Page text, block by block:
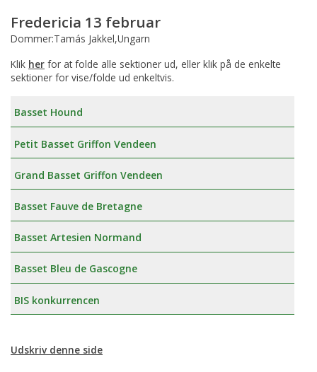
Fredericia 13 februar
Dommer:Tamás Jakkel,Ungarn
Klik her for at folde alle sektioner ud, eller klik på de enkelte
sektioner for vise/folde ud enkeltvis.
Basset Hound
Petit Basset Griffon Vendeen
Grand Basset Griffon Vendeen
Basset Fauve de Bretagne
Basset Artesien Normand
Basset Bleu de Gascogne
BIS konkurrencen
Udskriv denne side